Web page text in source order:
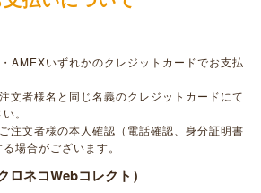
AMEXいずれかのクレジットカードでお支払
文者様名と同じ名義のクレジットカードにて
。
注文者様の本人確認（電話確認、身分証明書
場合がございます。
ロネコWebコレクト）